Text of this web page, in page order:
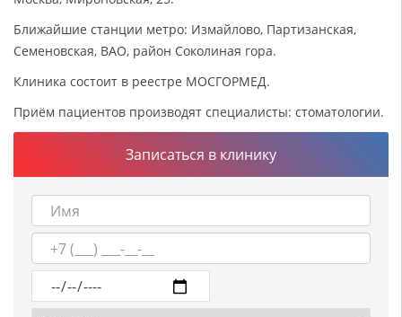
Ближайшие станции метро: Измайлово, Партизанская,
Семеновская, ВАО, район Соколиная гора.
Клиника состоит в реестре МОСГОРМЕД.
Приём пациентов производят специалисты: стоматологии.
Записаться в клинику